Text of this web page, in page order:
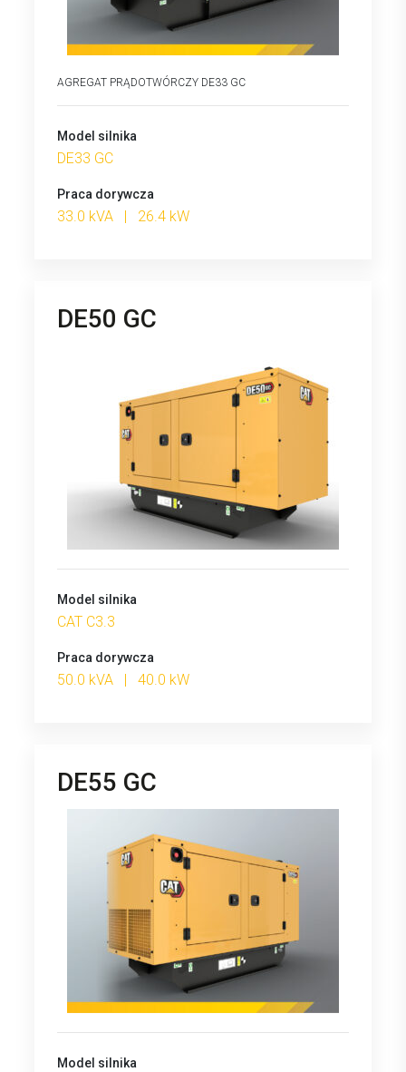
AGREGAT PRĄDOTWÓRCZY DE33 GC
Model silnika
DE33 GC
Praca dorywcza
33.0 kVA | 26.4 kW
DE50 GC
Model silnika
CAT C3.3
Praca dorywcza
50.0 kVA | 40.0 kW
DE55 GC
Model silnika